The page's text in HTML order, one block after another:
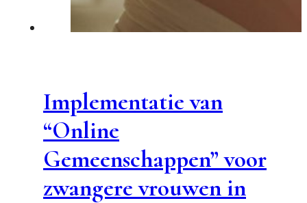
Implementatie van
“Online
Gemeenschappen” voor
zwangere vrouwen in